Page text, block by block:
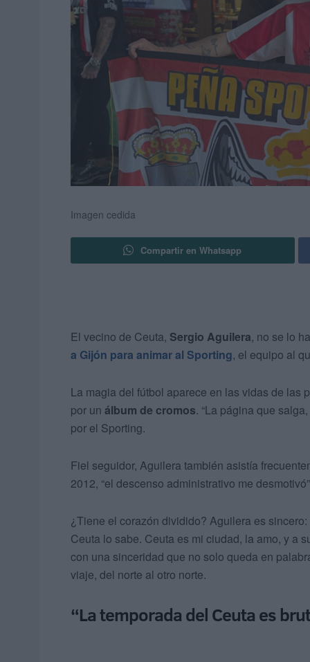
Imagen cedida
Compartir en Whatsapp
El vecino de Ceuta, Sergio Aguilera, no se lo
a Gijón para animar al Sporting, el equipo al
La magia del fútbol aparece en las vidas de las
por un álbum de cromos. “La página que
por el Sporting.
Fiel seguidor, Aguilera también asistía
2012, “el descenso administrativo me
¿Tiene el corazón dividido? Aguilera es sincero:
Ceuta lo sabe. Ceuta es mi ciudad, la amo, y a
con una sinceridad que no solo queda en
viaje, del norte al otro norte.
“La temporada del Ceuta es